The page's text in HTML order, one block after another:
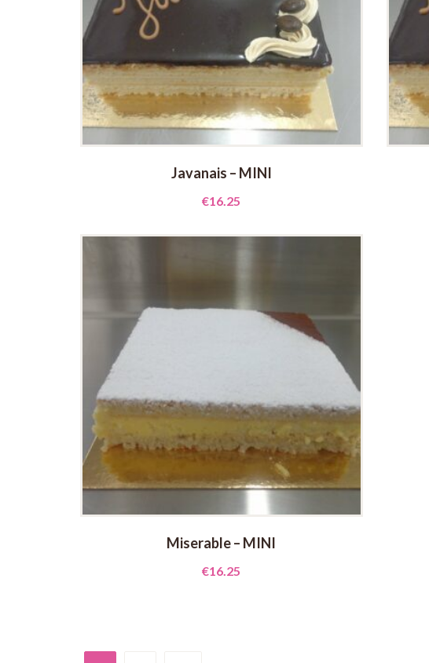
Javanais – MINI
€16.25
Miserable – MINI
€16.25